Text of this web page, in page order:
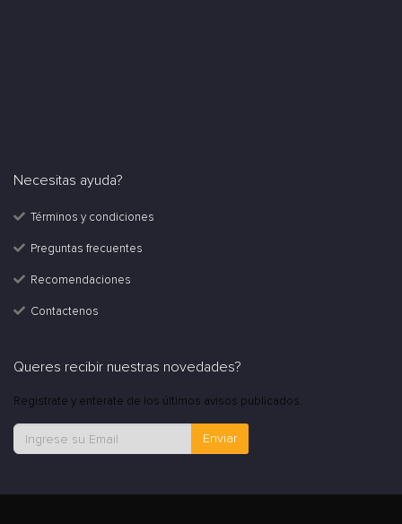
Necesitas ayuda?
Términos y condiciones
Preguntas frecuentes
Recomendaciones
Contactenos
Queres recibir nuestras novedades?
Registrate y enterate de los últimos avisos publicados.
Enviar